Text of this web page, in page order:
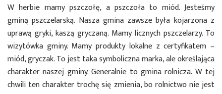
W herbie mamy pszczołę, a pszczoła to miód. Jesteśmy
gminą pszczelarską. Nasza gmina zawsze była kojarzona z
uprawą gryki, kaszą gryczaną. Mamy licznych pszczelarzy. To
wizytówka gminy. Mamy produkty lokalne z certyfikatem –
miód, gryczak. To jest taka symboliczna marka, ale określająca
charakter naszej gminy. Generalnie to gmina rolnicza. W tej
chwili ten charakter trochę się zmienia, bo rolnictwo nie jest